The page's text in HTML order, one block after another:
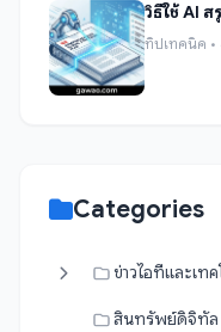
วิธีใช้ AI ส
ทิปเทคนิค •
Categories
ข่าวไอทีและเทค
สินทรัพย์ดิจิทัล